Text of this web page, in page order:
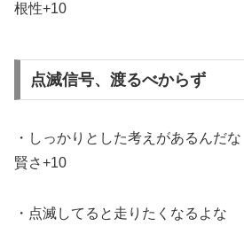
根性+10
点滅信号、渡るべからず
・しっかりとした考えがあるんだな
賢さ+10
・点滅してると走りたくなるよな